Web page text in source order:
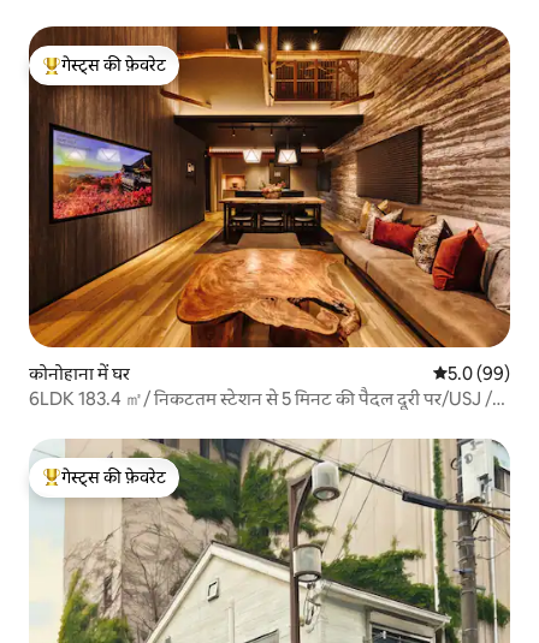
गेस्ट्स का टॉप फ़ेवरेट
गेस्ट्स की फ़ेवरेट
कोनोहाना में घर औसत रेटिंग 5 में
5.0 (99)
6LDK 183.4 ㎡/ निकटतम स्टेशन से 5 मिनट की पैदल दूरी पर/USJ /"
गेस्ट्स का टॉप फ़ेवरेट
गेस्ट्स की फ़ेवरेट